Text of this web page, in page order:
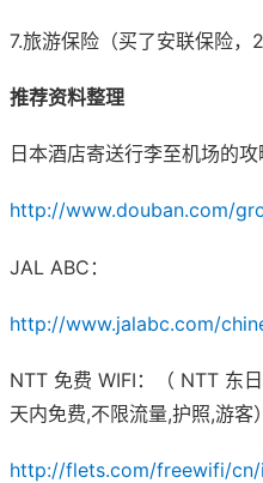
7.旅游保险（买了安联保险，
推荐资料整理
日本酒店寄送行李至机场的攻
http://www.douban.com/
JAL ABC：
http://www.jalabc.com/
NTT 免费 WIFI：（ NTT 东
天内免费,不限流量,护照,游客）
http://flets.com/freewifi/cn/